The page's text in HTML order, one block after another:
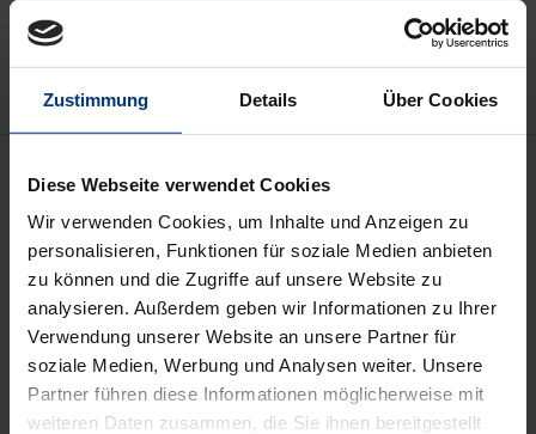
Zustimmung Details Über Cookies
Diese Webseite verwendet Cookies
Wir verwenden Cookies, um Inhalte und Anzeigen zu
personalisieren, Funktionen für soziale Medien anbieten
zu können und die Zugriffe auf unsere Website zu
analysieren. Außerdem geben wir Informationen zu Ihrer
Verwendung unserer Website an unsere Partner für
soziale Medien, Werbung und Analysen weiter. Unsere
Partner führen diese Informationen möglicherweise mit
weiteren Daten zusammen, die Sie ihnen bereitgestellt
Zur Wunschliste hinzufügen
Hinweise zu Versandkosten
Dieses Buch soll zum Nachdenken über den
Schulsport in den Klassen 1 bis 4 anregen und die
Suche nach neuen Gestaltungsmöglichkeiten
unterstützen. Zu Beginn werden grundsätzliche
Positionen zum Fach Sport vorgestellt. In den
Kapiteln 2 und 3 stehen methodische